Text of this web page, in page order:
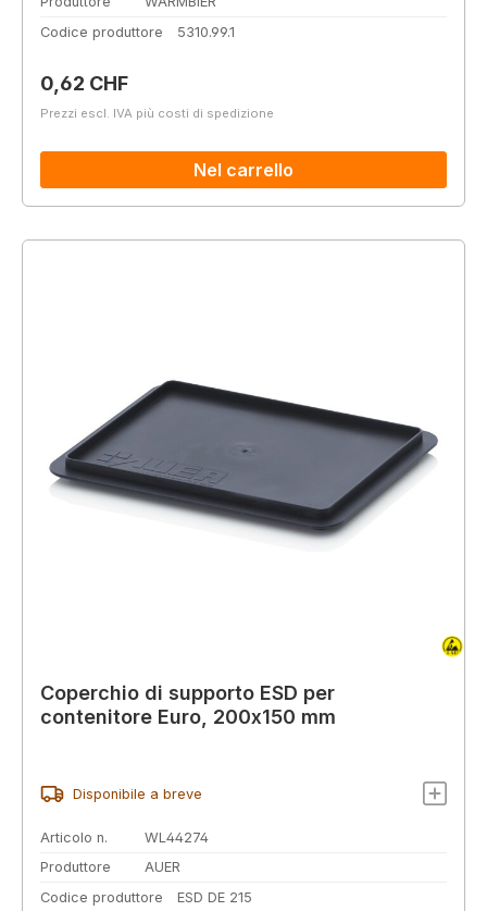
Codice produttore
5310.99.1
Prezzo normale:
0,62 CHF
Prezzi escl. IVA più costi di spedizione
Nel carrello
Coperchio di supporto ESD per
contenitore Euro, 200x150 mm
Disponibile a breve
Articolo n.
WL44274
Produttore
AUER
Codice produttore
ESD DE 215